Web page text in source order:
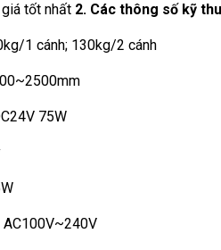
tốt nhất 2. Các thông số kỹ
1 cánh; 130kg/2 cánh
75W
AC100V~240V